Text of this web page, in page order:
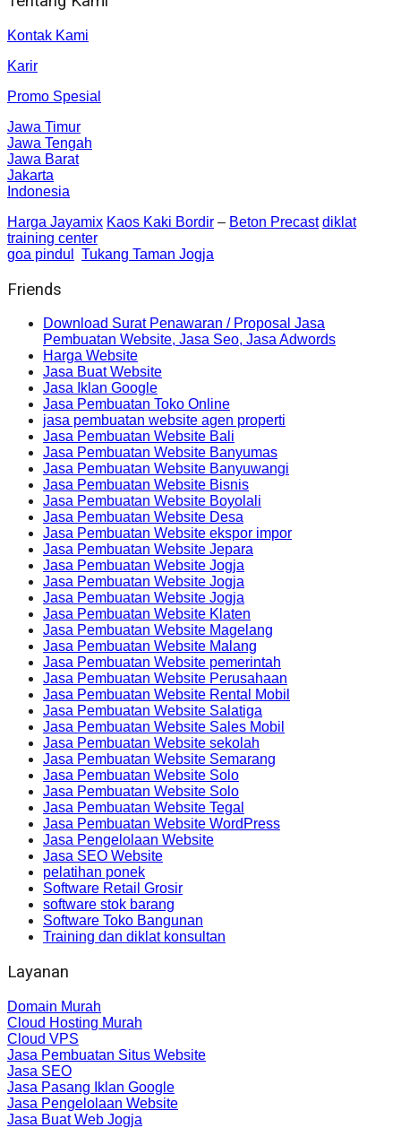
Kontak Kami
Karir
Promo Spesial
Jawa Timur
Jawa Tengah
Jawa Barat
Jakarta
Indonesia
Harga Jayamix Kaos Kaki Bordir – Beton Precast diklat
training center
goa pindul
Tukang Taman Jogja
Friends
Download Surat Penawaran / Proposal Jasa
Pembuatan Website, Jasa Seo, Jasa Adwords
Harga Website
Jasa Buat Website
Jasa Iklan Google
Jasa Pembuatan Toko Online
jasa pembuatan website agen properti
Jasa Pembuatan Website Bali
Jasa Pembuatan Website Banyumas
Jasa Pembuatan Website Banyuwangi
Jasa Pembuatan Website Bisnis
Jasa Pembuatan Website Boyolali
Jasa Pembuatan Website Desa
Jasa Pembuatan Website ekspor impor
Jasa Pembuatan Website Jepara
Jasa Pembuatan Website Jogja
Jasa Pembuatan Website Jogja
Jasa Pembuatan Website Jogja
Jasa Pembuatan Website Klaten
Jasa Pembuatan Website Magelang
Jasa Pembuatan Website Malang
Jasa Pembuatan Website pemerintah
Jasa Pembuatan Website Perusahaan
Jasa Pembuatan Website Rental Mobil
Jasa Pembuatan Website Salatiga
Jasa Pembuatan Website Sales Mobil
Jasa Pembuatan Website sekolah
Jasa Pembuatan Website Semarang
Jasa Pembuatan Website Solo
Jasa Pembuatan Website Solo
Jasa Pembuatan Website Tegal
Jasa Pembuatan Website WordPress
Jasa Pengelolaan Website
Jasa SEO Website
pelatihan ponek
Software Retail Grosir
software stok barang
Software Toko Bangunan
Training dan diklat konsultan
Layanan
Domain Murah
Cloud Hosting Murah
Cloud VPS
Jasa Pembuatan Situs Website
Jasa SEO
Jasa Pasang Iklan Google
Jasa Pengelolaan Website
Jasa Buat Web Jogja